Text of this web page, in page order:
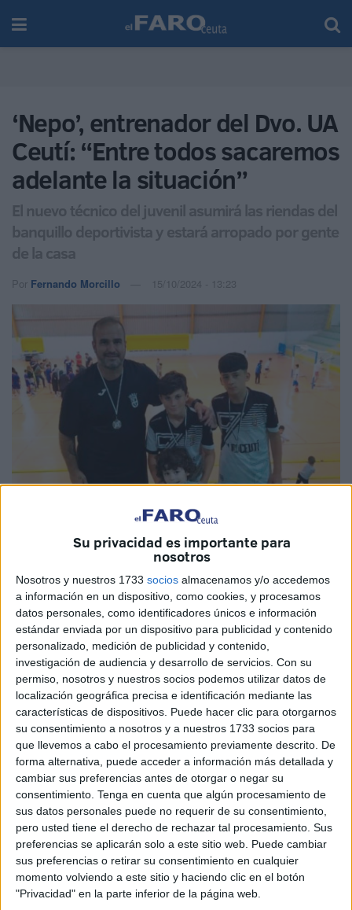
Su privacidad es importante para
nosotros
Nosotros y nuestros 1733 socios almacenamos y/o accedemos
a información en un dispositivo, como cookies, y procesamos
datos personales, como identificadores únicos e información
estándar enviada por un dispositivo para publicidad y contenido
personalizado, medición de publicidad y contenido,
investigación de audiencia y desarrollo de servicios. Con su
permiso, nosotros y nuestros socios podemos utilizar datos de
localización geográfica precisa e identificación mediante las
características de dispositivos. Puede hacer clic para otorgarnos
su consentimiento a nosotros y a nuestros 1733 socios para
que llevemos a cabo el procesamiento previamente descrito. De
forma alternativa, puede acceder a información más detallada y
cambiar sus preferencias antes de otorgar o negar su
consentimiento. Tenga en cuenta que algún procesamiento de
sus datos personales puede no requerir de su consentimiento,
pero usted tiene el derecho de rechazar tal procesamiento. Sus
preferencias se aplicarán solo a este sitio web. Puede cambiar
sus preferencias o retirar su consentimiento en cualquier
momento volviendo a este sitio y haciendo clic en el botón
"Privacidad" en la parte inferior de la página web.
‘Nepo’, entrenador del Dvo. UA
Ceutí: “Entre todos sacaremos
adelante la situación”
El nuevo técnico del juvenil asumirá las riendas del
banquillo deportivista y estará arropado por gente
de la casa
Por Fernando Morcillo 15/10/2024 - 13:23
Imágenes cedidas
Jaime Nepomuceno ‘Nepo’será el entrenador del
Deportivo Unión África Ceutí. Reemplazará a Sergio
Bermúdez como técnico y asumirá el banquillo
deportivista. El debut lo hará este sábado contra el
Mengibar Puerta de la Bética.
El coordinador de la base de la Unión África Ceutí es un
hombre que siente los colores y que lleva muchos años
ligado a este club de la ciudad. Habla claro sobre su
incorporación al equipo y las pretensiones que tiene el
club: “En el momento que el club encontrara algún
entrenador yo dejaría que el hiciera su trabajo, si no se
encuentra nada yo estoy hasta final de temporada”,
confirmó.